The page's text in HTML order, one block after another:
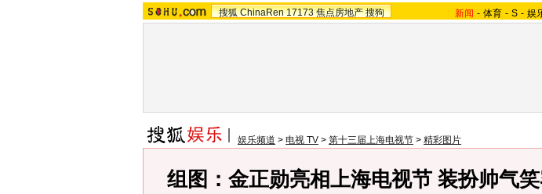
搜狐 ChinaRen 17173 焦点房地产 搜狗 新闻 - 体育 - S - 娱
娱乐频道 > 电视 TV > 第十三届上海电视节 > 精彩图片
组图：金正勋亮相上海电视节 装扮帅气